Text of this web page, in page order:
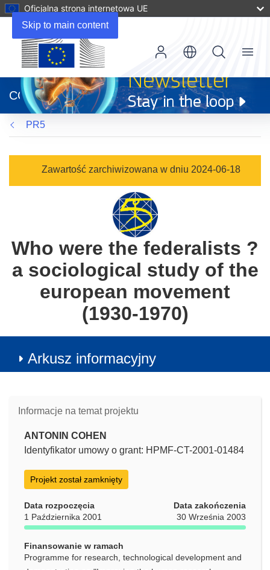
Skip to main content
Oficjalna strona internetowa UE
otworzy
się
w
nowym
oknie)
CORDIS
Menu
PR5
Zawartość zarchiwizowana w dniu 2024-06-18
Who were the federalists ?
a sociological study of the
european movement
(1930-1970)
Arkusz informacyjny
Informacje na temat projektu
ANTONIN COHEN
Identyfikator umowy o grant: HPMF-CT-2001-01484
Projekt został zamknięty
Data rozpoczęcia
1 Października 2001
Data zakończenia
30 Września 2003
Finansowanie w ramach
Programme for research, technological development and